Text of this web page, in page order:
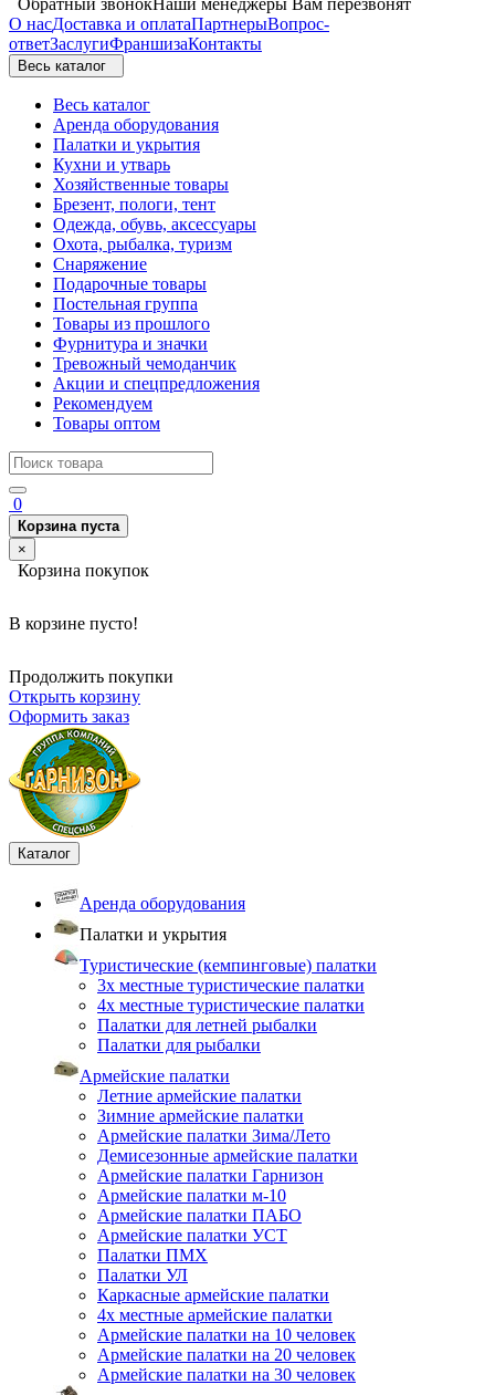
Обратный звонокНаши менеджеры Вам перезвонят
О насДоставка и оплатаПартнерыВопрос-
ответЗаслугиФраншизаКонтакты
Весь каталог
Весь каталог
Аренда оборудования
Палатки и укрытия
Кухни и утварь
Хозяйственные товары
Брезент, пологи, тент
Одежда, обувь, аксессуары
Охота, рыбалка, туризм
Снаряжение
Подарочные товары
Постельная группа
Товары из прошлого
Фурнитура и значки
Тревожный чемоданчик
Акции и спецпредложения
Рекомендуем
Товары оптом
0
Корзина пуста
×
Корзина покупок
В корзине пусто!
Продолжить покупки
Открыть корзину
Оформить заказ
Каталог
Аренда оборудования
Палатки и укрытия
Туристические (кемпинговые) палатки
3х местные туристические палатки
4х местные туристические палатки
Палатки для летней рыбалки
Палатки для рыбалки
Армейские палатки
Летние армейские палатки
Зимние армейские палатки
Армейские палатки Зима/Лето
Демисезонные армейские палатки
Армейские палатки Гарнизон
Армейские палатки м-10
Армейские палатки ПАБО
Армейские палатки УСТ
Палатки ПМХ
Палатки УЛ
Каркасные армейские палатки
4х местные армейские палатки
Армейские палатки на 10 человек
Армейские палатки на 20 человек
Армейские палатки на 30 человек